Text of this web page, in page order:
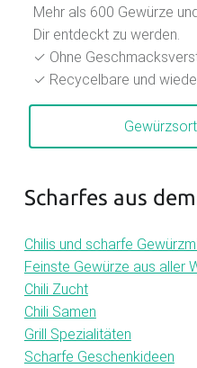
Mehr als 600 Gewürze
Dir entdeckt zu werden.
✓ Ohne
✓ Recycelbare und
Scharfes aus
Chilis und scharfe
Feinste Gewürze aus aller
Chili Zucht
Chili Samen
Grill Spezialitäten
Scharfe Geschenkideen